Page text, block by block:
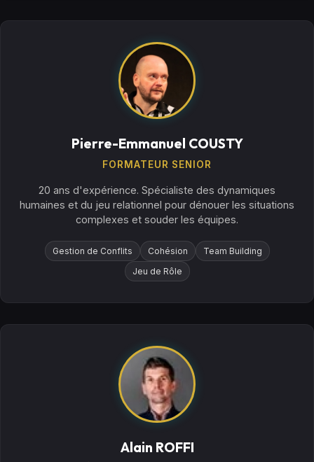
Pierre-Emmanuel COUSTY
FORMATEUR SENIOR
20 ans d'expérience. Spécialiste des dynamiques
humaines et du jeu relationnel pour dénouer les situations
complexes et souder les équipes.
Gestion de Conflits Cohésion
Team Building
Jeu de Rôle
Alain ROFFI